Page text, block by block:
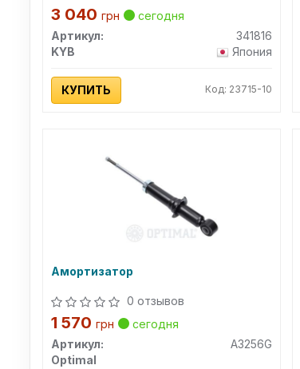
3 040 грн
сегодня
Артикул:
341816
KYB
Япония
КУПИТЬ Код: 23715-10
Амортизатор
0 отзывов
1 570 грн
сегодня
Артикул:
A3256G
Optimal